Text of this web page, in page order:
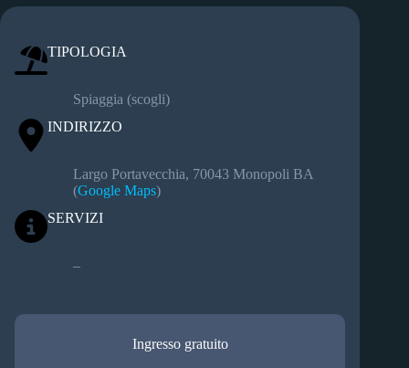
TIPOLOGIA
Spiaggia (scogli)
INDIRIZZO
Largo Portavecchia, 70043 Monopoli BA
(Google Maps)
SERVIZI
–
Ingresso gratuito